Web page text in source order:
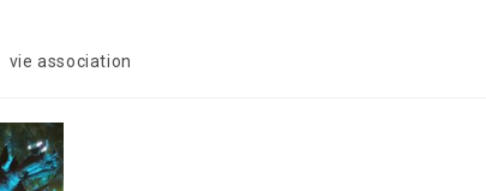
vie association